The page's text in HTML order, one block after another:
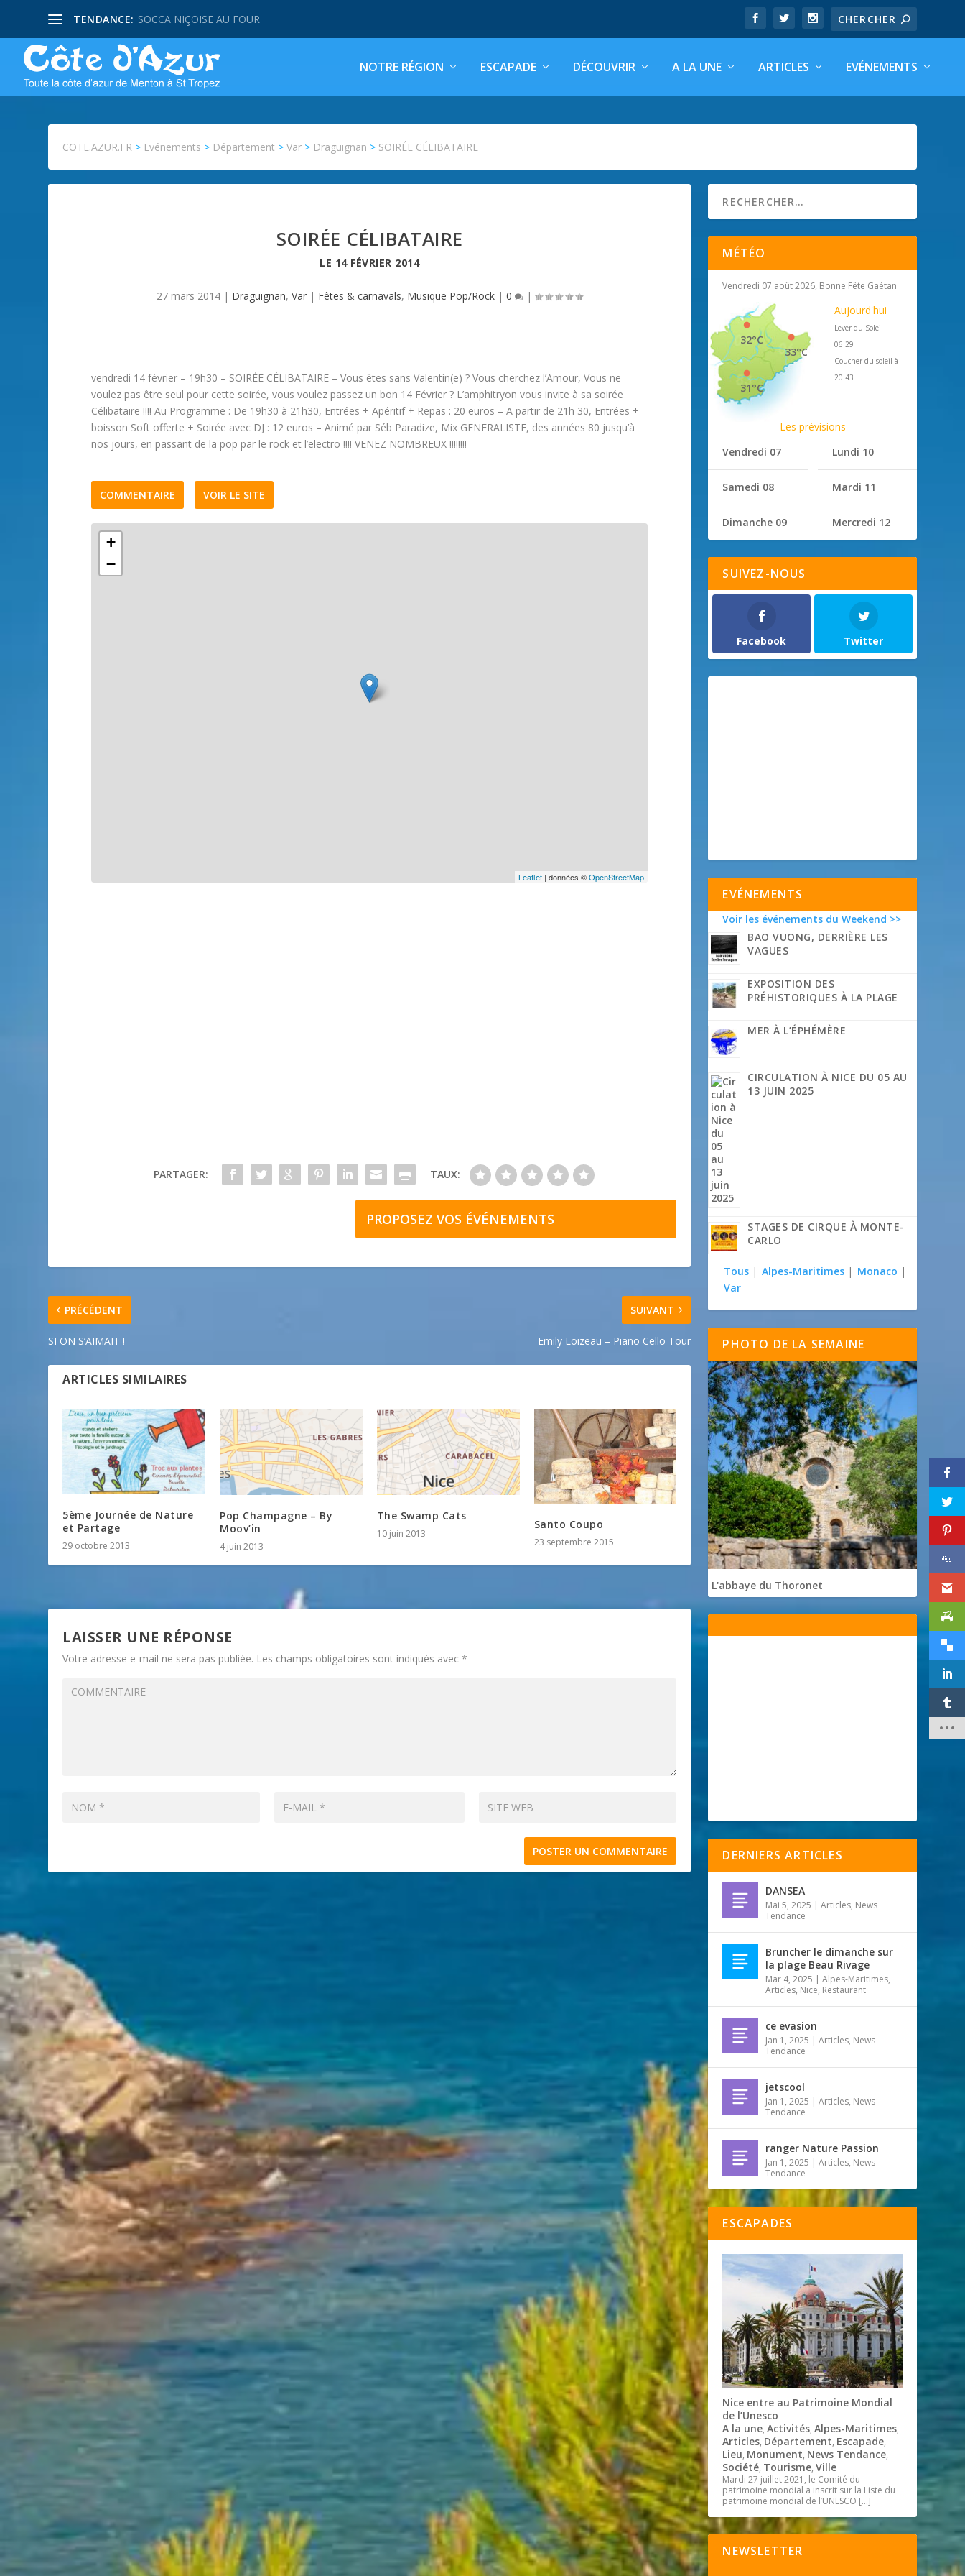
TENDANCE: SOCCA NIÇOISE AU FOUR
NOTRE RÉGION ESCAPADE DÉCOUVRIR A LA UNE ARTICLES EVÉNEMENTS
COTE.AZUR.FR > Evénements > Département >Var > Draguignan > SOIRÉE CÉLIBATAIRE
SOIRÉE CÉLIBATAIRE
LE 14 FÉVRIER 2014
27 mars 2014 | Draguignan,Var | Fêtes & carnavals, Musique Pop/Rock |0 |
vendredi 14 février – 19h30 – SOIRÉE CÉLIBATAIRE – Vous êtes sans Valentin(e) ? Vous cherchez l’Amour, Vous ne
voulez pas être seul pour cette soirée, vous voulez passez un bon 14 Février ? L’amphitryon vous invite à sa soirée
Célibataire !!!! Au Programme : De 19h30 à 21h30, Entrées + Apéritif + Repas : 20 euros – A partir de 21h 30, Entrées +
boisson Soft offerte + Soirée avec DJ : 12 euros – Animé par Séb Paradize, Mix GENERALISTE, des années 80 jusqu’à
nos jours, en passant de la pop par le rock et l’electro !!!! VENEZ NOMBREUX !!!!!!!!
COMMENTAIRE VOIR LE SITE
+
−
Leaflet | données ©OpenStreetMap
PARTAGER: TAUX:
PROPOSEZ VOS ÉVÉNEMENTS
PRÉCÉDENT
SI ON S’AIMAIT !
SUIVANT
Emily Loizeau – Piano Cello Tour
ARTICLES SIMILAIRES
5ème Journée de Nature
et Partage
29 octobre 2013
Pop Champagne – By
Moov’in
4 juin 2013
The Swamp Cats
10 juin 2013
Santo Coupo
23 septembre 2015
LAISSER UNE RÉPONSE
Votre adresse e-mail ne sera pas publiée. Les champs obligatoires sont indiqués avec*
MÉTÉO
Vendredi 07 août 2026, Bonne Fête Gaétan
33°C
32°C
31°C
Aujourd'hui
Lever du Soleil
06:29
Coucher du soleil à
20:43
Les prévisions
Vendredi 07
Samedi 08
Dimanche 09
Lundi 10
Mardi 11
Mercredi 12
SUIVEZ-NOUS
Facebook Twitter
EVÉNEMENTS
Voir les événements du Weekend >>
BAO VUONG, DERRIÈRE LES
VAGUES
EXPOSITION DES
PRÉHISTORIQUES À LA PLAGE
MER À L’ÉPHÉMÈRE
CIRCULATION À NICE DU 05 AU
13 JUIN 2025
STAGES DE CIRQUE À MONTE-
CARLO
Tous | Alpes-Maritimes | Monaco |
Var
PHOTO DE LA SEMAINE
L'abbaye du Thoronet
DERNIERS ARTICLES
DANSEA
Mai 5, 2025 |Articles, News
Tendance
Bruncher le dimanche sur
la plage Beau Rivage
Mar 4, 2025 |Alpes-Maritimes,
Articles, Nice, Restaurant
ce evasion
Jan 1, 2025 |Articles, News
Tendance
jetscool
Jan 1, 2025 |Articles, News
Tendance
ranger Nature Passion
Jan 1, 2025 |Articles, News
Tendance
ESCAPADES
Nice entre au Patrimoine Mondial
de l’Unesco
A la une,Activités,Alpes-Maritimes,
Articles, Département, Escapade,
Lieu, Monument, News Tendance,
Société, Tourisme,Ville
Mardi 27 juillet 2021, le Comité du
patrimoine mondial a inscrit sur la Liste du
patrimoine mondial de l’UNESCO […]
NEWSLETTER